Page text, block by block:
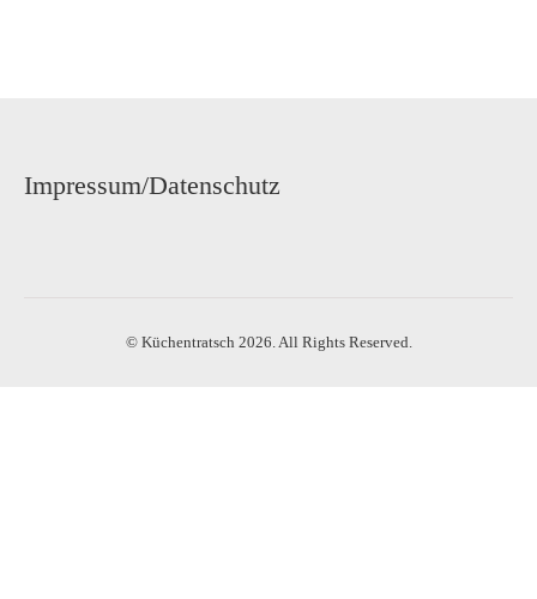
Impressum/Datenschutz
© Küchentratsch 2026. All Rights Reserved.